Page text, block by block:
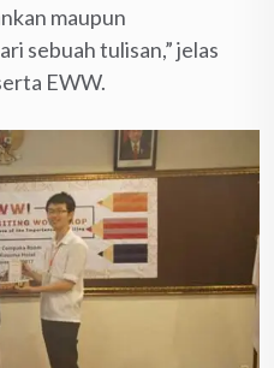
maupun
sebuah tulisan,” jelas
EWW.